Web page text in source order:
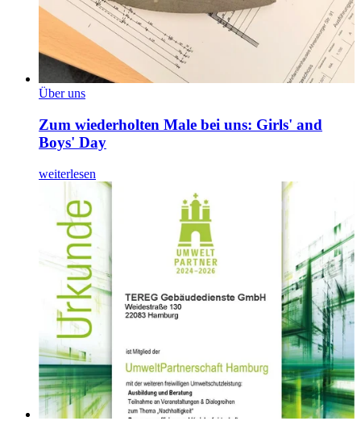
Über uns
Zum wiederholten Male bei uns: Girls' and
Boys' Day
weiterlesen